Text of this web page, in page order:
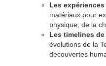
Les
matériaux pour
physique, de la
Les timelines de
évolutions de la
découvertes